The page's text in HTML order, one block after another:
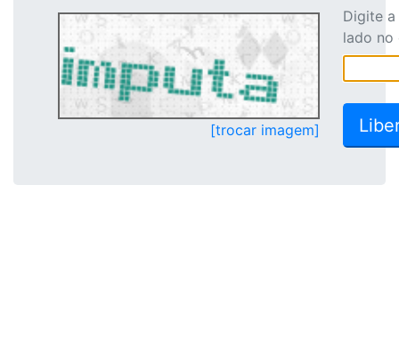
[trocar imagem]
Digite
lado no